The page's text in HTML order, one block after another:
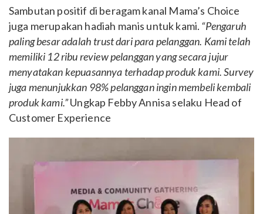
Sambutan positif di beragam kanal Mama’s Choice
juga merupakan hadiah manis untuk kami. “Pengaruh
paling besar adalah trust dari para pelanggan. Kami telah
memiliki 12 ribu review pelanggan yang secara jujur
menyatakan kepuasannya terhadap produk kami. Survey
juga menunjukkan 98% pelanggan ingin membeli kembali
produk kami.”Ungkap Febby Annisa selaku Head of
Customer Experience